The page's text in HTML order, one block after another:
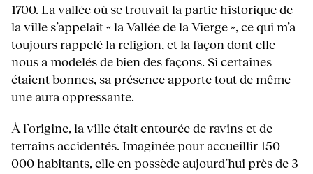
1700. La vallée où se trouvait la partie historique de
la ville s’appelait « la Vallée de la Vierge », ce qui m’a
toujours rappelé la religion, et la façon dont elle
nous a modelés de bien des façons. Si certaines
étaient bonnes, sa présence apporte tout de même
une aura oppressante.
À l’origine, la ville était entourée de ravins et de
terrains accidentés. Imaginée pour accueillir 150
000 habitants, elle en possède aujourd’hui près de 3